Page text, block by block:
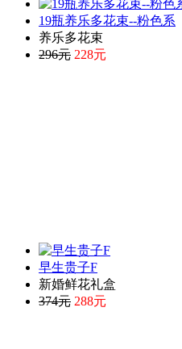
19瓶养乐多花束--粉色系
养乐多花束
296元 228元
早生贵子F
新婚鲜花礼盒
374元 288元